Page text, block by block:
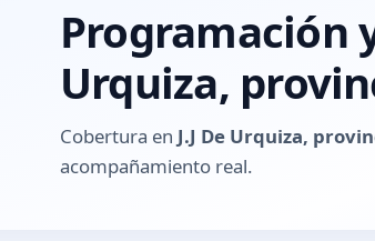
Programación
Urquiza,
Cobertura en J.J De Urquiza,
acompañamiento real.